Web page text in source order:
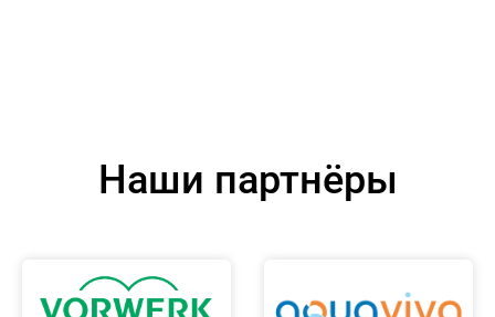
Наши партнёры